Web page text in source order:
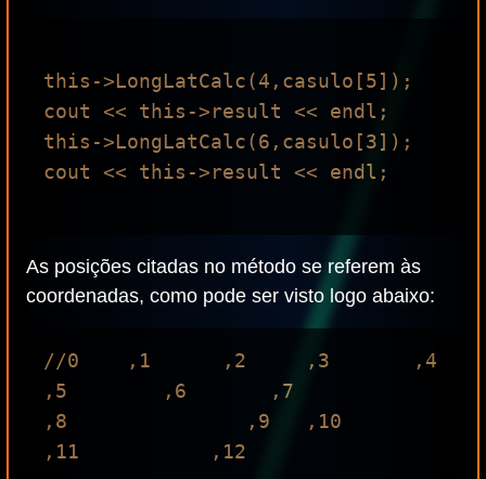
this->LongLatCalc(4,casulo[5]);
cout << this->result << endl;
this->LongLatCalc(6,casulo[3]);
cout << this->result << endl;
As posições citadas no método se referem às
coordenadas, como pode ser visto logo abaixo:
//0    ,1      ,2     ,3       ,4
,5        ,6       ,7
,8               ,9   ,10
,11           ,12